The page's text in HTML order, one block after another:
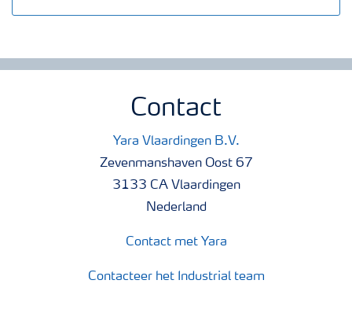
Contact
Yara Vlaardingen B.V.
Zevenmanshaven Oost 67
3133 CA Vlaardingen
Nederland
Contact met Yara
Contacteer het Industrial team